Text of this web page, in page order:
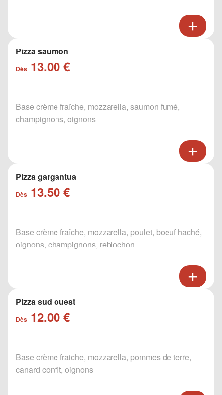
Pizza saumon
Dès 13.00 €
Base crème fraîche, mozzarella, saumon fumé,
champignons, oignons
Pizza gargantua
Dès 13.50 €
Base crème fraîche, mozzarella, poulet, boeuf haché,
oignons, champignons, reblochon
Pizza sud ouest
Dès 12.00 €
Base crème fraiche, mozzarella, pommes de terre,
canard confit, oignons